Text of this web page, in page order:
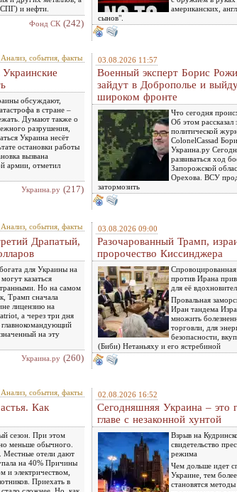
и нефти.
Фонд СК (242)
американских,
сынов".
Анализ, события, факты
обсуждают,
в стране –
Думают также о
разрушения,
Украина несёт
остановки работы
вызвана
армии, отметил
Украина.ру (217)
03.08.2026 11:57
Военный эксперт Борис
зайдут в Доброполье и
широком фронте
Что сегодня
Об этом рассказал
политической
ColonelCassad
Украина.ру
развиваться ход
Запорожской
Орехова. ВСУ
затормозить
Анализ, события, факты
Драпатый,
для Украины на
казаться
Но на самом
Трамп сначала
лицензию на
а через три дня
главнокомандующий
на эту
Украина.ру (260)
03.08.2026 09:00
Разочарованный Трамп,
пророчество Киссинджера
против Ирана
для её
Провальная
Иран тандема
множить
торговли, для
безопасности,
(Биби) Нетаньяху и его ястребиной
Анализ, события, факты
Как
сезон. При этом
меньше обычного.
Местные отели дают
на 40% Причины
и электричеством,
Приехать в
02.08.2026 16:52
Сегодняшняя Украина – это
главе с незаконной хунтой
Взрыв на
свидетельство
режима
Чем дольше идет
Украине, тем
становятся